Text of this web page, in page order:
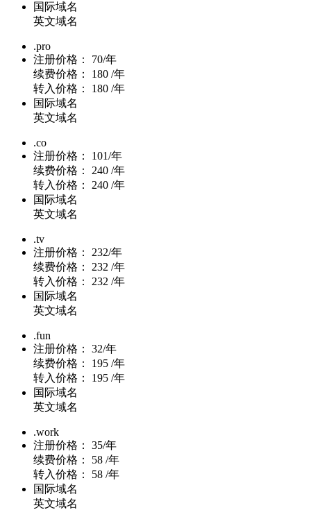
国际域名
英文域名
.pro
注册价格：
70/年
续费价格：
180 /年
转入价格：
180 /年
国际域名
英文域名
.co
注册价格：
101/年
续费价格：
240 /年
转入价格：
240 /年
国际域名
英文域名
.tv
注册价格：
232/年
续费价格：
232 /年
转入价格：
232 /年
国际域名
英文域名
.fun
注册价格：
32/年
续费价格：
195 /年
转入价格：
195 /年
国际域名
英文域名
.work
注册价格：
35/年
续费价格：
58 /年
转入价格：
58 /年
国际域名
英文域名